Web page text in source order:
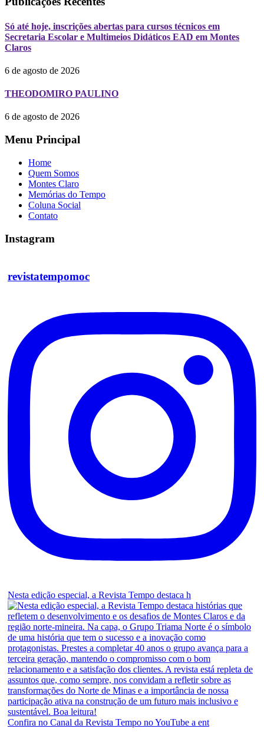
Só até hoje, inscrições abertas para cursos técnicos em
Secretaria Escolar e Multimeios Didáticos EAD em Montes
Claros
6 de agosto de 2026
THEODOMIRO PAULINO
6 de agosto de 2026
Menu Principal
Home
Quem Somos
Montes Claro
Memórias do Tempo
Coluna Social
Contato
Instagram
revistatempomoc
Nesta edição especial, a Revista Tempo destaca h
Confira no Canal da Revista Tempo no YouTube a ent